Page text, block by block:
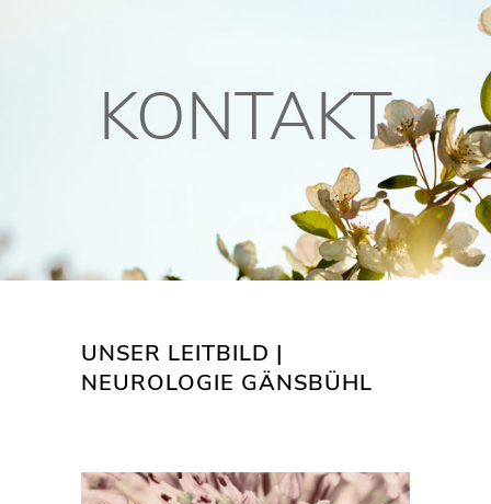
KONTAKT
UNSER LEITBILD |
NEUROLOGIE GÄNSBÜHL